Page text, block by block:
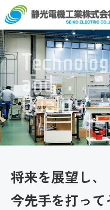
and
Quality
将来を展望し、
今先手を打っ